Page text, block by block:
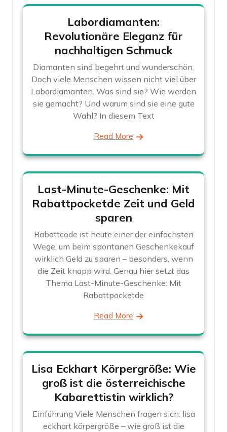
Labordiamanten:
Revolutionäre Eleganz für
nachhaltigen Schmuck
Diamanten sind begehrt und wunderschön.
Doch viele Menschen wissen nicht viel über
Labordiamanten. Was sind sie? Wie werden
sie gemacht? Und warum sind sie eine gute
Wahl? In diesem Text
Read More
Last-Minute-Geschenke: Mit
Rabattpocketde Zeit und Geld
sparen
Rabattcode ist heute einer der einfachsten
Wege, um beim spontanen Geschenkekauf
wirklich Geld zu sparen – besonders, wenn
die Zeit knapp wird. Genau hier setzt das
Thema Last-Minute-Geschenke: Mit
Rabattpocketde
Read More
Lisa Eckhart Körpergröße: Wie
groß ist die österreichische
Kabarettistin wirklich?
Einführung Viele Menschen fragen sich: lisa
eckhart körpergröße – wie groß ist die